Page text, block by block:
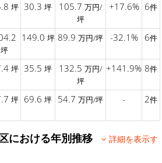
坪 30.3 坪 105.7 万円/
坪
+17.6% 6件
坪
149.0 坪 89.9 万円/坪 -32.1% 6件
坪 35.5 坪 132.5 万円/
坪
+141.9% 8件
坪 69.6 坪 54.7 万円/坪 - 2件
における年別推移
詳細を表示す